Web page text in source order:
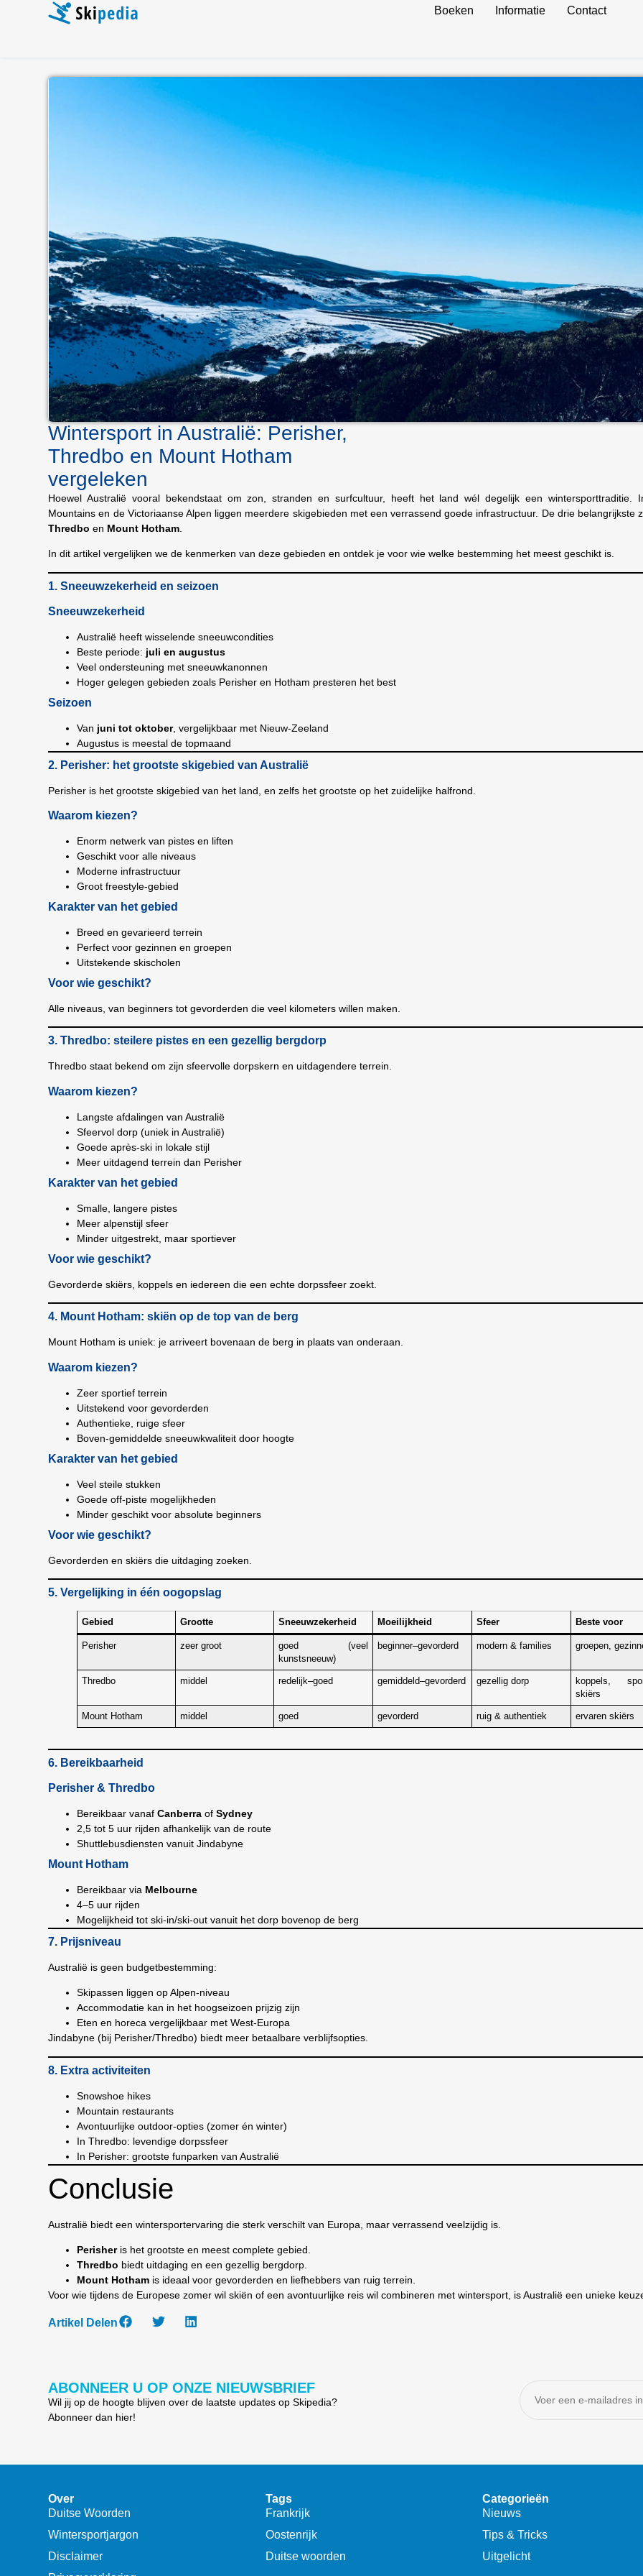
Boeken Informatie Contact
Wintersport in Australië: Perisher,
Thredbo en Mount Hotham
vergeleken
Hoewel Australië vooral bekendstaat om zon, stranden en surfcultuur, heeft het land wél degelijk een wintersporttraditie.
Mountains en de Victoriaanse Alpen liggen meerdere skigebieden met een verrassend goede infrastructuur. De drie belangrijkste
Thredbo en Mount Hotham
In dit artikel vergelijken we de kenmerken van deze gebieden en ontdek je voor wie welke bestemming het meest geschikt is.
1. Sneeuwzekerheid en seizoen
Sneeuwzekerheid
Australië heeft wisselende sneeuwcondities
Beste periode: juli en augustus
Veel ondersteuning met sneeuwkanonnen
Hoger gelegen gebieden zoals Perisher en Hotham presteren het best
Seizoen
Van juni tot oktober, vergelijkbaar met Nieuw-Zeeland
Augustus is meestal de topmaand
2. Perisher: het grootste skigebied van Australië
Perisher is het grootste skigebied van het land, en zelfs het grootste op het zuidelijke halfrond.
Waarom kiezen?
Enorm netwerk van pistes en liften
Geschikt voor alle niveaus
Moderne infrastructuur
Groot freestyle-gebied
Karakter van het gebied
Breed en gevarieerd terrein
Perfect voor gezinnen en groepen
Uitstekende skischolen
Voor wie geschikt?
Alle niveaus, van beginners tot gevorderden die veel kilometers willen maken.
3. Thredbo: steilere pistes en een gezellig bergdorp
Thredbo staat bekend om zijn sfeervolle dorpskern en uitdagendere terrein.
Waarom kiezen?
Langste afdalingen van Australië
Sfeervol dorp (uniek in Australië)
Goede après-ski in lokale stijl
Meer uitdagend terrein dan Perisher
Karakter van het gebied
Smalle, langere pistes
Meer alpenstijl sfeer
Minder uitgestrekt, maar sportiever
Voor wie geschikt?
Gevorderde skiërs, koppels en iedereen die een echte dorpssfeer zoekt.
4. Mount Hotham: skiën op de top van de berg
Mount Hotham is uniek: je arriveert bovenaan de berg in plaats van onderaan.
Waarom kiezen?
Zeer sportief terrein
Uitstekend voor gevorderden
Authentieke, ruige sfeer
Boven-gemiddelde sneeuwkwaliteit door hoogte
Karakter van het gebied
Veel steile stukken
Goede off-piste mogelijkheden
Minder geschikt voor absolute beginners
Voor wie geschikt?
Gevorderden en skiërs die uitdaging zoeken.
5. Vergelijking in één oogopslag
Gebied Grootte Sneeuwzekerheid Moeilijkheid Sfeer Beste voor
Perisher zeer groot
goed (veel
kunstsneeuw)
beginner–gevorderd modern & families groepen,
Thredbo middel redelijk–goed gemiddeld–gevorderd gezellig dorp
koppels,
skiërs
Mount Hotham middel goed gevorderd ruig & authentiek ervaren skiërs
6. Bereikbaarheid
Perisher & Thredbo
Bereikbaar vanafCanberra ofSydney
2,5 tot 5 uur rijden afhankelijk van de route
Shuttlebusdiensten vanuit Jindabyne
Mount Hotham
Bereikbaar via Melbourne
4–5 uur rijden
Mogelijkheid tot ski-in/ski-out vanuit het dorp bovenop de berg
7. Prijsniveau
Australië is geen budgetbestemming:
Skipassen liggen op Alpen-niveau
Accommodatie kan in het hoogseizoen prijzig zijn
Eten en horeca vergelijkbaar met West-Europa
Jindabyne (bij Perisher/Thredbo) biedt meer betaalbare verblijfsopties.
8. Extra activiteiten
Snowshoe hikes
Mountain restaurants
Avontuurlijke outdoor-opties (zomer én winter)
In Thredbo: levendige dorpssfeer
In Perisher: grootste funparken van Australië
Conclusie
Australië biedt een wintersportervaring die sterk verschilt van Europa, maar verrassend veelzijdig is.
Perisheris het grootste en meest complete gebied.
Thredbo biedt uitdaging en een gezellig bergdorp.
Mount Hotham is ideaal voor gevorderden en liefhebbers van ruig terrein.
Voor wie tijdens de Europese zomer wil skiën of een avontuurlijke reis wil combineren met wintersport, is Australië een unieke
Artikel Delen
ABONNEER U OP ONZE NIEUWSBRIEF
Wil jij op de hoogte blijven over de laatste updates op Skipedia?
Abonneer dan hier!
Over
Duitse Woorden
Wintersportjargon
Disclaimer
Tags
Frankrijk
Oostenrijk
Duitse woorden
Categorieën
Nieuws
Tips & Tricks
Uitgelicht